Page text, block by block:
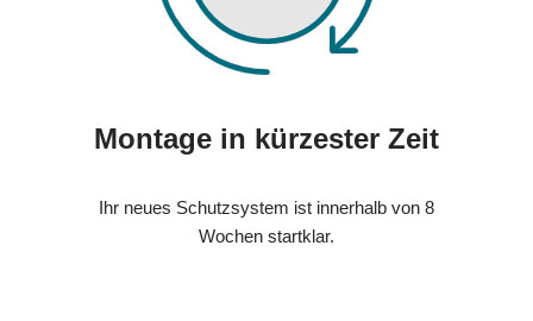
Montage in kürzester Zeit
Ihr neues Schutzsystem ist innerhalb von 8
Wochen startklar.